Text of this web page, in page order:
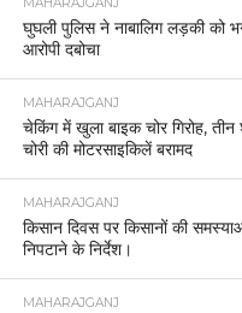
बजट 2024: मोदी सरकार ने अपने
जानिए कुछ योजनाएं …
महराजगंज: दहेज की मांग पूरी नहीं
बढ़ा तो कर दी हत्या
MOST POPULAR
MAHARAJGANJ
महराजगंज एसपी ने बच्चों को पढ़ाई
को प्रेरित किया।